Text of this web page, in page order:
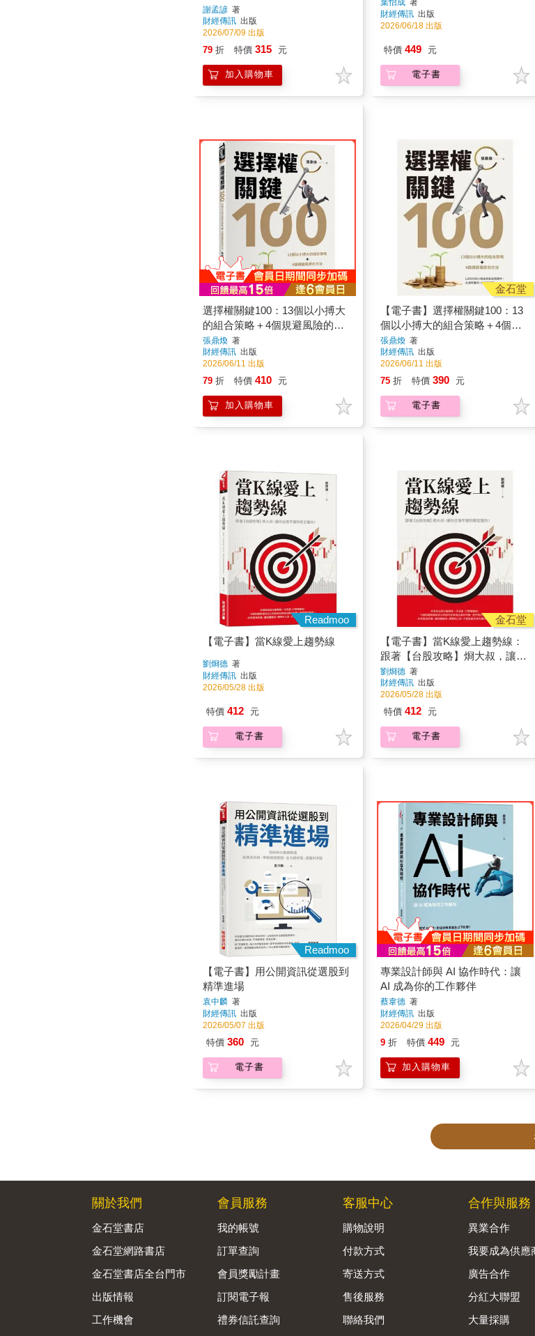
選擇權關鍵100：13個以小搏大
的組合策略＋4個規避風險的方
張鼎煥
著
財經傳訊出版
2026/06/11 出版
折 410 元
加入購物車
金石堂
【電子書】選擇權關鍵100：13
個以小搏大的組合策略＋4個規
避風險的方法
著
財經傳訊出版
390 元
電子書
Readmoo
【電子書】當K線愛上趨勢線
劉烱德
著
財經傳訊
2026/05/28 出版
特價 412 元
電子書
金石堂
【電子書】當K線愛上趨勢線：
跟著【台股攻略】烱大叔，讓你
從看不懂到穩定獲利！
財經傳訊 出版
2026/05/28 出版
特價 412 元
電子書
Readmoo
【電子書】用公開資訊從選股到
精準進場
袁中麟
財經傳訊
2026/05/07 出版
特價 元
專業設計師與 AI 協作時代：讓
AI 成為你的工作夥伴
蔡韋德
著
財經傳訊出版
2026/04/29 出版
特價 449 元
加入購物車
工作機會
隱私權政策
資訊安全通報
會員服務
我的帳號
禮券信託查詢
會員服務條款
客服中心
購物說明
聯絡我們
網站公告
合作與服務
異業合作
大量採購
福利平台
B2B供應鏈平台
Admin